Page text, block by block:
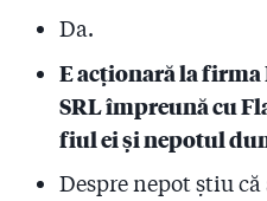
2.32
Sentința din dosarul
ne spună că ”actele
Da.
E acționară la firma
SRL împreună cu
fiul ei și nepotul
Despre nepot știu